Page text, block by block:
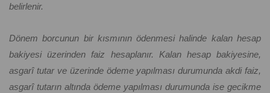
belirlenir.
Dönem borcunun bir kısmının ödenmesi halinde kalan hesap
bakiyesi üzerinden faiz hesaplanır. Kalan hesap bakiyesine,
asgarî tutar ve üzerinde ödeme yapılması durumunda akdi faiz,
asgarî tutarın altında ödeme yapılması durumunda ise gecikme